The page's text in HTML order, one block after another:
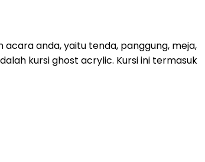
anda, yaitu tenda, panggung, meja,
kursi ghost acrylic. Kursi ini termasuk